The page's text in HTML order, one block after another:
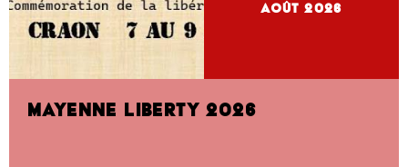
Août 2026
MAYENNE LIBERTY 2026